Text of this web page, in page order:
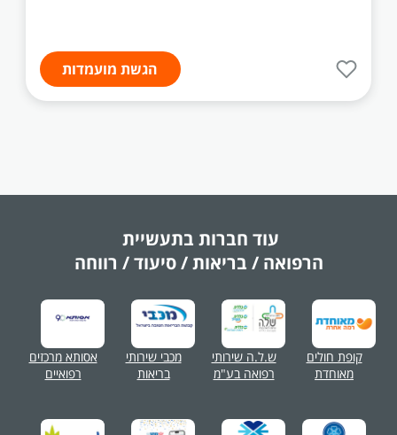
הגשת מועמדות
עוד חברות בתעשיית
הרפואה / בריאות / סיעוד / רווחה
קופת חולים
מאוחדת
ש.ל.ה שירותי
רפואה בע"מ
מכבי שירותי
בריאות
אסותא מרכזים
רפואיים